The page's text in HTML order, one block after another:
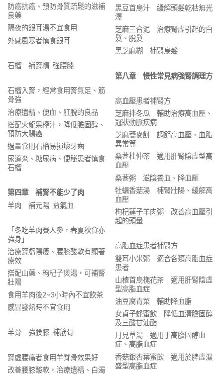
防癌抗癌、預防骨質疏鬆的滋補
良藥
隔夜的銀耳湯不宜食用
外感風寒者慎食銀耳
石榴 補腎精 強腰膝
石榴入腎，經常食用腎氣足、筋
骨強
治療遺精、便血、肛脫的良品
搭配火龍果榨汁，降低膽固醇、
預防大腸癌
過量食用石榴易損壞牙齒
尿道炎、糖尿病、便秘患者慎食
石榴
第四章 補腎不能少了肉
羊肉 補元陽 益氣血
「冬吃羊肉賽人參，春夏秋食亦
強身」
治療腎虧陽痿、腰膝酸軟有顯著
療效
搭配山藥、枸杞子煲湯，可補腎
壯陽
食用羊肉後2~3小時內不宜飲茶
感冒發熱時不宜食用
羊骨 強腰膝 補筋骨
腎虛腰痛者食用羊脊骨效果好
改善腰膝酸軟，治療遺精、白濁
黑豆首烏汁 緩解頭髮乾枯無光
澤
芝麻三合泥 治療腎虛引起的白
髮、脫髮
黑芝麻糊 補腎烏髮
第八章 慢性常見病強腎調理方
高血壓患者補腎方
芝麻拌冬瓜 輔助治療高血壓、
冠狀動脈疾病
芝麻蕎麥餅 調節高血壓、血脂
異常等
桑葚杜仲茶 適用肝腎陰虛型高
血壓
桑葚粥 滋陰養血、降血壓
牡蠣香菇湯 補腎壯陽、緩解高
血壓
枸杞蓮子羊肉粥 改善高血壓引
起的頭暈
高脂血症患者補腎方
雙耳小米粥 適合各類高脂血症
患者
山楂首烏槐花茶 適用肝腎陰虛
型高脂血症
油豆腐青菜 輔助降血脂
女貞子蜂蜜飲 降低血清膽固醇
及三酸甘油酯
月見草湯 適用于高膽固醇血
症、高脂血症
香菇銀杏葉蜜飲 適用於脾虛濕
盛型高脂血症